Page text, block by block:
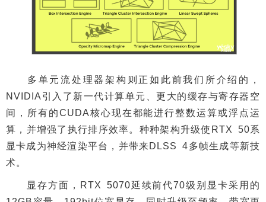
多单元流处理器架构则正如此前我们所介绍的，
NVIDIA引入了新一代计算单元、更大的缓存与寄存器空
间，所有的CUDA核心现在都能进行整数运算或浮点运
算，并增强了执行排序效率。种种架构升级使RTX 50系
显卡成为神经渲染平台，并带来DLSS 4多帧生成等新技
术。
显存方面，RTX 5070延续前代70级别显卡采用的